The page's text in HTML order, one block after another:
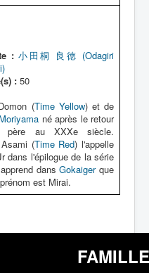
: 小田桐 良徳 (Odagiri
: 50
(Time Yellow) et de
né après le retour
père au XXXe siècle.
(Time Red) l'appelle
dans l'épilogue de la série
dansGokaigerque
est Mirai.